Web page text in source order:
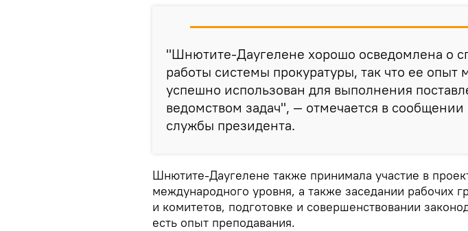
"Шнютите-Даугелене хорошо осведомлена о
работы системы прокуратуры, так что ее опыт
успешно использован для выполнения
ведомством задач", — отмечается в сообщении
службы президента.
Шнютите-Даугелене также принимала участие в
международного уровня, а также заседании рабочих
и комитетов, подготовке и совершенствовании
есть опыт преподавания.